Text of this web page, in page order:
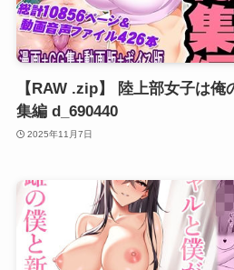
【RAW .zip】 陸上部女子は
集編 d_690440
2025年11月7日